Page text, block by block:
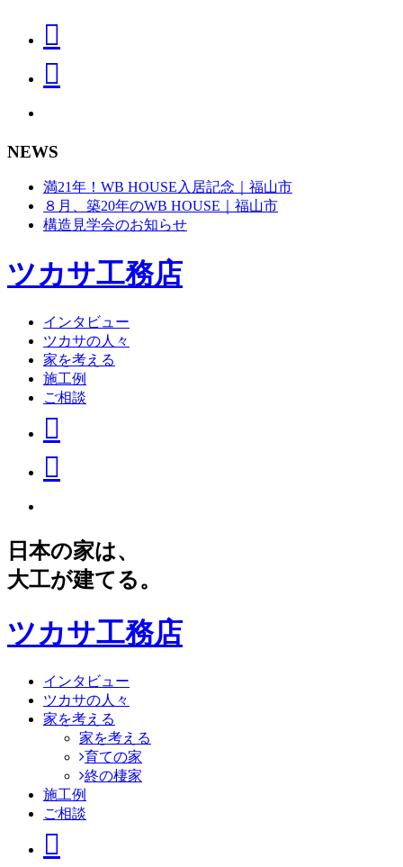
NEWS
満21年！WB HOUSE入居記念｜福山市
８月、築20年のWB HOUSE｜福山市
構造見学会のお知らせ
ツカサ工務店
インタビュー
ツカサの人々
家を考える
施工例
ご相談
日本の家は、
大工が建てる。
ツカサ工務店
インタビュー
ツカサの人々
家を考える
家を考える
育ての家
終の棲家
施工例
ご相談